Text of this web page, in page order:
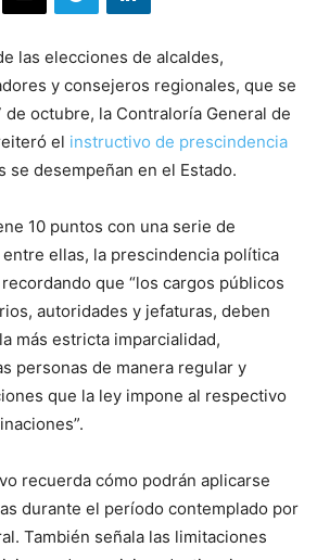
las elecciones de alcaldes,
y consejeros regionales, que se
de octubre, la Contraloría General de
el instructivo de prescindencia
se desempeñan en el Estado.
10 puntos con una serie de
ellas, la prescindencia política
que “los cargos públicos
autoridades y jefaturas, deben
más estricta imparcialidad,
personas de manera regular y
que la ley impone al respectivo
recuerda cómo podrán aplicarse
durante el período contemplado por
También señala las limitaciones